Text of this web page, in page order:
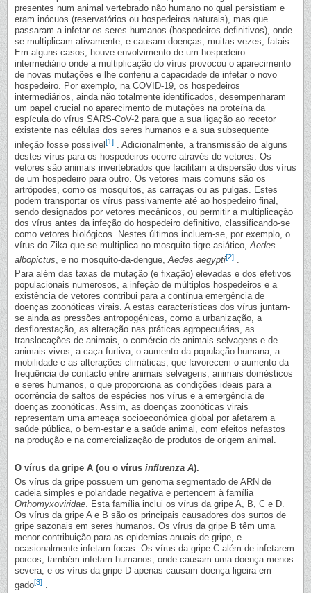
presentes num animal vertebrado não humano no qual persistiam e
eram inócuos (reservatórios ou hospedeiros naturais), mas que
passaram a infetar os seres humanos (hospedeiros definitivos), onde
se multiplicam ativamente, e causam doenças, muitas vezes, fatais.
Em alguns casos, houve envolvimento de um hospedeiro
intermediário onde a multiplicação do vírus provocou o aparecimento
de novas mutações e lhe conferiu a capacidade de infetar o novo
hospedeiro. Por exemplo, na COVID-19, os hospedeiros
intermediários, ainda não totalmente identificados, desempenharam
um papel crucial no aparecimento de mutações na proteína da
espícula do vírus SARS-CoV-2 para que a sua ligação ao recetor
existente nas células dos seres humanos e a sua subsequente
infeção fosse possível [1] . Adicionalmente, a transmissão de alguns
destes vírus para os hospedeiros ocorre através de vetores. Os
vetores são animais invertebrados que facilitam a dispersão dos vírus
de um hospedeiro para outro. Os vetores mais comuns são os
artrópodes, como os mosquitos, as carraças ou as pulgas. Estes
podem transportar os vírus passivamente até ao hospedeiro final,
sendo designados por vetores mecânicos, ou permitir a multiplicação
dos vírus antes da infeção do hospedeiro definitivo, classificando-se
como vetores biológicos. Nestes últimos incluem-se, por exemplo, o
vírus do Zika que se multiplica no mosquito-tigre-asiático, Aedes
albopictus, e no mosquito-da-dengue,Aedes aegypti[2] .
Para além das taxas de mutação (e fixação) elevadas e dos efetivos
populacionais numerosos, a infeção de múltiplos hospedeiros e a
existência de vetores contribui para a contínua emergência de
doenças zoonóticas virais. A estas características dos vírus juntam-
se ainda as pressões antropogénicas, como a urbanização, a
desflorestação, as alteração nas práticas agropecuárias, as
translocações de animais, o comércio de animais selvagens e de
animais vivos, a caça furtiva, o aumento da população humana, a
mobilidade e as alterações climáticas, que favorecem o aumento da
frequência de contacto entre animais selvagens, animais domésticos
e seres humanos, o que proporciona as condições ideais para a
ocorrência de saltos de espécies nos vírus e a emergência de
doenças zoonóticas. Assim, as doenças zoonóticas virais
representam uma ameaça socioeconómica global por afetarem a
saúde pública, o bem-estar e a saúde animal, com efeitos nefastos
na produção e na comercialização de produtos de origem animal.
O vírus da gripe A (ou o vírus influenza A).
Os vírus da gripe possuem um genoma segmentado de ARN de
cadeia simples e polaridade negativa e pertencem à família
Orthomyxoviridae. Esta família inclui os vírus da gripe A, B, C e D.
Os vírus da gripe A e B são os principais causadores dos surtos de
gripe sazonais em seres humanos. Os vírus da gripe B têm uma
menor contribuição para as epidemias anuais de gripe, e
ocasionalmente infetam focas. Os vírus da gripe C além de infetarem
porcos, também infetam humanos, onde causam uma doença menos
severa, e os vírus da gripe D apenas causam doença ligeira em
gado[3] .